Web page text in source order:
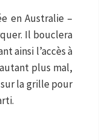
en Australie –
Il bouclera
ainsi l’accès à
plus mal,
la grille pour